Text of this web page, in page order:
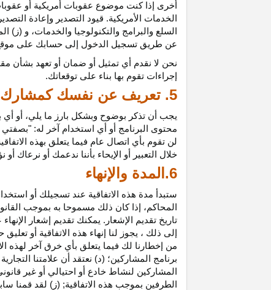
أخرى إذا كنت موضوع عقوبات أمريكية أو
الخدمات الأمريكية. قيود التصدير وإعادة
السلع والبرامج والتكنولوجيا والخدمات، و
عن طريق تسجيل الدخول إلى حسابك على
نحن لا نقدم أي تمثيل أو ضمان أو تعهد بشأن
إجراءات تقوم بها بناء على توقعاتك.
5. تعريف عن نفسك كمشارك
يجب أن تذكر بوضوح وبشكل بارز ما يلي، أو
محتوى البرنامج أو أي استخدام آخر له:
لن تقوم بأي اتصال عام فيما يتعلق بهذه
خلال التعبير أو الإيحاء بأننا ندعمك أو نرعاك
6.المدة والإنهاء
ستبدأ مدة هذه الاتفاقية عند تسجيلك أو
المحاكم، إذا كان ذلك مسموحا به بموجب
تاريخ تقديم الإشعار. يمكنك تقديم إشعار
إلى ذلك ، يجوز لنا إنهاء هذه الاتفاقية أو
من إخطارنا لك فيما يتعلق بأي خرق آخر لهذه
برنامج المشاركين؛ (د) نعتقد أن علامتنا
المشاركين لنشاط خادع أو احتيالي أو غير
الطرفين بموجب هذه الاتفاقية; (ز) لقد قمنا